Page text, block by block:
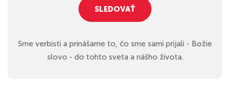
SLEDOVAŤ
Sme verbisti a prinášame to, čo sme sami prijali - Božie
slovo - do tohto sveta a nášho života.